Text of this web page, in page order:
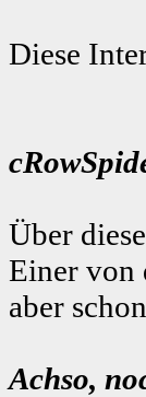
Diese
Über
Einer von
aber
Achso,